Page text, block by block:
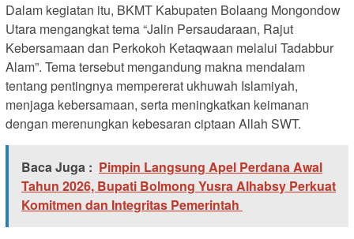
Dalam kegiatan itu, BKMT Kabupaten Bolaang Mongondow
Utara mengangkat tema “Jalin Persaudaraan, Rajut
Kebersamaan dan Perkokoh Ketaqwaan melalui Tadabbur
Alam”. Tema tersebut mengandung makna mendalam
tentang pentingnya mempererat ukhuwah Islamiyah,
menjaga kebersamaan, serta meningkatkan keimanan
dengan merenungkan kebesaran ciptaan Allah SWT.
Baca Juga : Pimpin Langsung Apel Perdana Awal
Tahun 2026, Bupati Bolmong Yusra Alhabsy Perkuat
Komitmen dan Integritas Pemerintah